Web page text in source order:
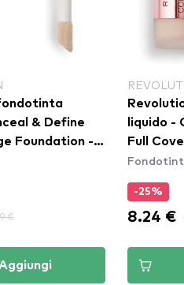
& Define
Foundation -
€
liquido -
Full
F1
-25%
8.24 €